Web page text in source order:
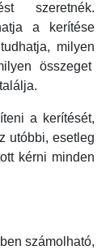
szeretnék.
a kerítése
milyen
összeget
a kerítését,
utóbbi, esetleg
kérni minden
számolható,